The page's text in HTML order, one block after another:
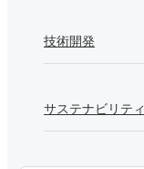
技術開発
サステナビリティ